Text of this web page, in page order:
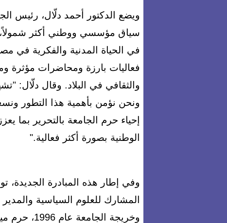
ويضع الدكتور أحمد دلّال، رئيس
سياق مؤسسي ووطني أكثر شمولاً،
في الحياة المدنية والفكرية
فعاليات بارزة ومحاضرات مؤثرة
والثقافي في البلاد. وقال دلّال:
ونحن نؤمن بأهمية هذا التطور
إحياء حرم الجامعة بالتحرير بما
الوطنية بصورة أكثر فعالية."
وفي إطار هذه المبادرة الجديدة،
المشارك للعلوم السياسية
وخريجة